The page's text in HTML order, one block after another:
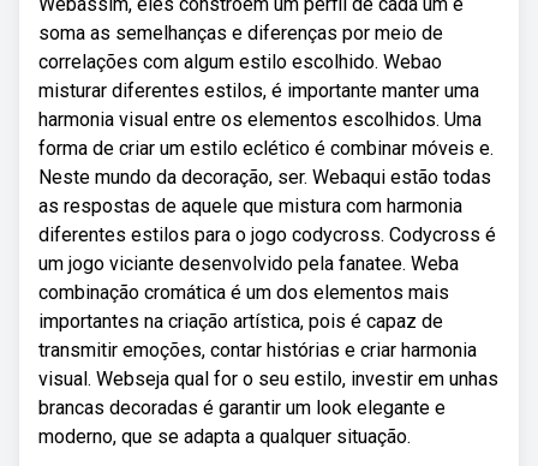
soma as semelhanças e diferenças por meio de
correlações com algum estilo escolhido. Webao
misturar diferentes estilos, é importante manter uma
harmonia visual entre os elementos escolhidos. Uma
forma de criar um estilo eclético é combinar móveis e.
Neste mundo da decoração, ser. Webaqui estão todas
as respostas de aquele que mistura com harmonia
diferentes estilos para o jogo codycross. Codycross é
um jogo viciante desenvolvido pela fanatee. Weba
combinação cromática é um dos elementos mais
importantes na criação artística, pois é capaz de
transmitir emoções, contar histórias e criar harmonia
visual. Webseja qual for o seu estilo, investir em unhas
brancas decoradas é garantir um look elegante e
moderno, que se adapta a qualquer situação.